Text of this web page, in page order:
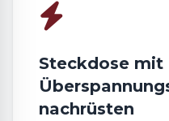
Steckdose mit
nachrüsten